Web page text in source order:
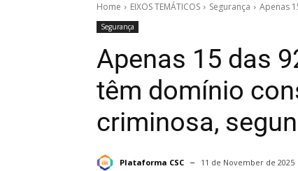
Home EIXOS TEMÁTICOS Segurança Apenas
Segurança
Apenas 15 das
têm domínio
criminosa,
Plataforma CSC 11 de November de 2025